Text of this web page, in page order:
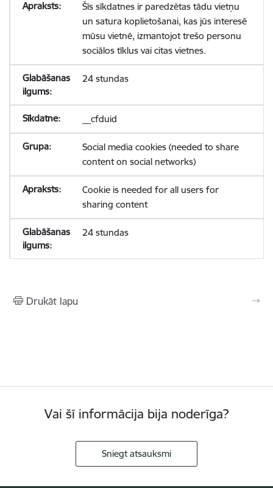
Šīs sīkdatnes ir paredzētas tādu vietņu
un satura koplietošanai, kas jūs interesē
mūsu vietnē, izmantojot trešo personu
sociālos tīklus vai citas vietnes.
24 stundas
__cfduid
Social media cookies (needed to share
content on social networks)
Cookie is needed for all users for
sharing content
24 stundas
Drukāt lapu
Vai šī informācija bija noderīga?
Sniegt atsauksmi